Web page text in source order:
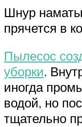
Шнур
прячется в
Пылесос
уборки.
иногда
водой, но
тщательно